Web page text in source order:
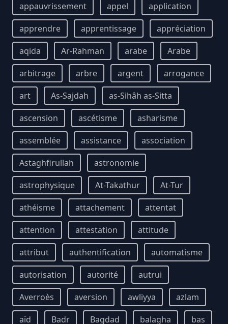
appauvrissement
appel
application
apprendre
apprentissage
appréciation
aqida
Ar-Rahman arabe
Arabe
arbitrage
arbre argent
arrogance
art
As-Sajdah
as-Sihâh as-Sitta
ascension
ascétisme
asharisme
assemblée
assistance
association
Astaghfirullah
astronomie
astrophysique
At-Takathur
At-Tur
athéisme
attachement
attentat
attention
attestation
attitude
attribut
authentification
automatisme
autorisation
autorité
autrui
Averroès
aversion awliyya
azlam
aïd
Badr Bagdad balagha bas